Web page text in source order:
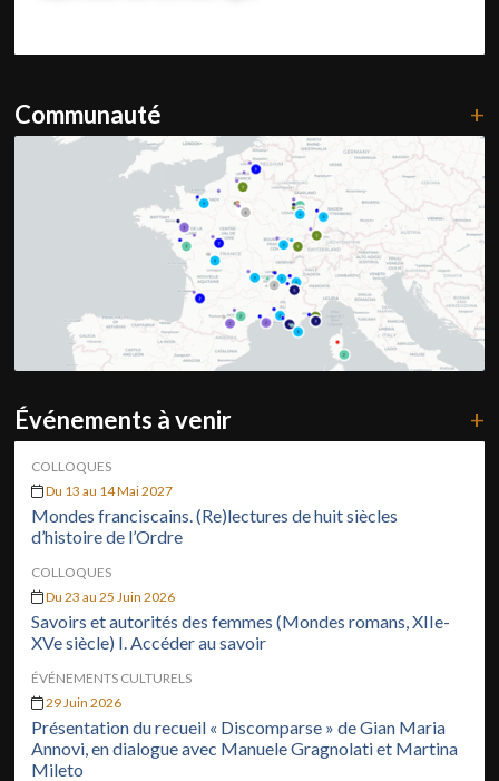
Communauté +
Événements à venir +
COLLOQUES
Du 13 au 14 Mai 2027
Mondes franciscains. (Re)lectures de huit siècles
d’histoire de l’Ordre
COLLOQUES
Du 23 au 25 Juin 2026
Savoirs et autorités des femmes (Mondes romans, XIIe-
XVe siècle) I. Accéder au savoir
ÉVÉNEMENTS CULTURELS
29 Juin 2026
Présentation du recueil « Discomparse » de Gian Maria
Annovi, en dialogue avec Manuele Gragnolati et Martina
Mileto